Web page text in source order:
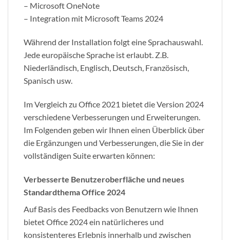
– Microsoft OneNote
– Integration mit Microsoft Teams 2024
Während der Installation folgt eine Sprachauswahl.
Jede europäische Sprache ist erlaubt. Z.B.
Niederländisch, Englisch, Deutsch, Französisch,
Spanisch usw.
Im Vergleich zu Office 2021 bietet die Version 2024
verschiedene Verbesserungen und Erweiterungen.
Im Folgenden geben wir Ihnen einen Überblick über
die Ergänzungen und Verbesserungen, die Sie in der
vollständigen Suite erwarten können:
Verbesserte Benutzeroberfläche und neues
Standardthema Office 2024
Auf Basis des Feedbacks von Benutzern wie Ihnen
bietet Office 2024 ein natürlicheres und
konsistenteres Erlebnis innerhalb und zwischen